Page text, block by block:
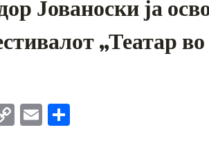
Јованоски ја
„Театар
C E